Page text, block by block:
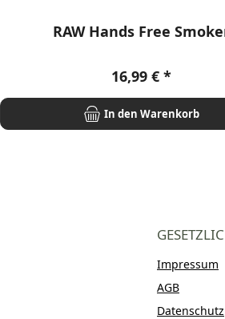
RAW Hands Free
Regulärer Preis:
16,99 €
In den Warenkorb
Impressum
AGB
Datenschutz